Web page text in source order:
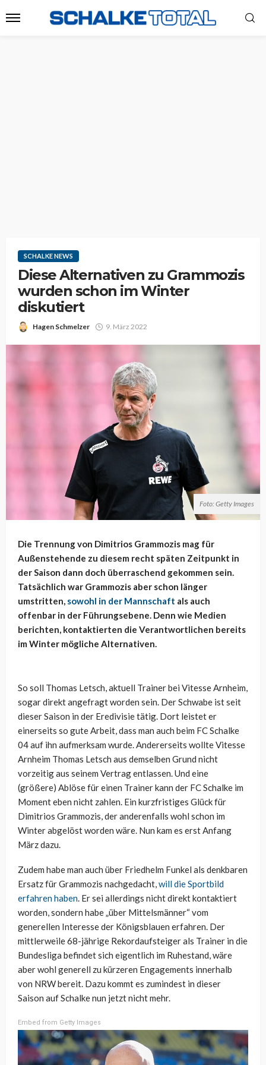
SCHALKE NEWS
Diese Alternativen zu Grammozis
wurden schon im Winter
diskutiert
Hagen Schmelzer 9. März 2022
Foto: Getty Images
Die Trennung von Dimitrios Grammozis mag für
Außenstehende zu diesem recht späten Zeitpunkt in
der Saison dann doch überraschend gekommen sein.
Tatsächlich war Grammozis aber schon länger
umstritten, sowohl in der Mannschaft als auch
offenbar in der Führungsebene. Denn wie Medien
berichten, kontaktierten die Verantwortlichen bereits
im Winter mögliche Alternativen.
So soll Thomas Letsch, aktuell Trainer bei Vitesse Arnheim,
sogar direkt angefragt worden sein. Der Schwabe ist seit
dieser Saison in der Eredivisie tätig. Dort leistet er
einerseits so gute Arbeit, dass man auch beim FC Schalke
04 auf ihn aufmerksam wurde. Andererseits wollte Vitesse
Arnheim Thomas Letsch aus demselben Grund nicht
vorzeitig aus seinem Vertrag entlassen. Und eine
(größere) Ablöse für einen Trainer kann der FC Schalke im
Moment eben nicht zahlen. Ein kurzfristiges Glück für
Dimitrios Grammozis, der anderenfalls wohl schon im
Winter abgelöst worden wäre. Nun kam es erst Anfang
März dazu.
Zudem habe man auch über Friedhelm Funkel als denkbaren
Ersatz für Grammozis nachgedacht,will die Sportbild
erfahren haben. Er sei allerdings nicht direkt kontaktiert
worden, sondern habe „über Mittelsmänner“ vom
generellen Interesse der Königsblauen erfahren. Der
mittlerweile 68-jährige Rekordaufsteiger als Trainer in die
Bundesliga befindet sich eigentlich im Ruhestand, wäre
aber wohl generell zu kürzeren Engagements innerhalb
von NRW bereit. Dazu kommt es zumindest in dieser
Saison auf Schalke nun jetzt nicht mehr.
Embed from Getty Images